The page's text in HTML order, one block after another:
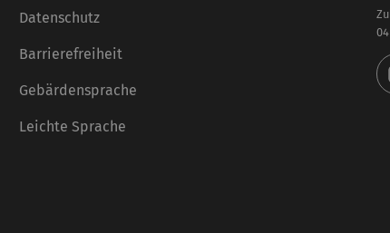
Datenschutz
Barrierefreiheit
Gebärdensprache
Leichte Sprache